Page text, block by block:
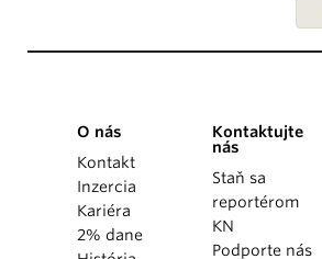
O nás
Kontakt
Inzercia
Kariéra
2% dane
Kontaktujte
nás
Staň sa
reportérom
KN
Podporte nás